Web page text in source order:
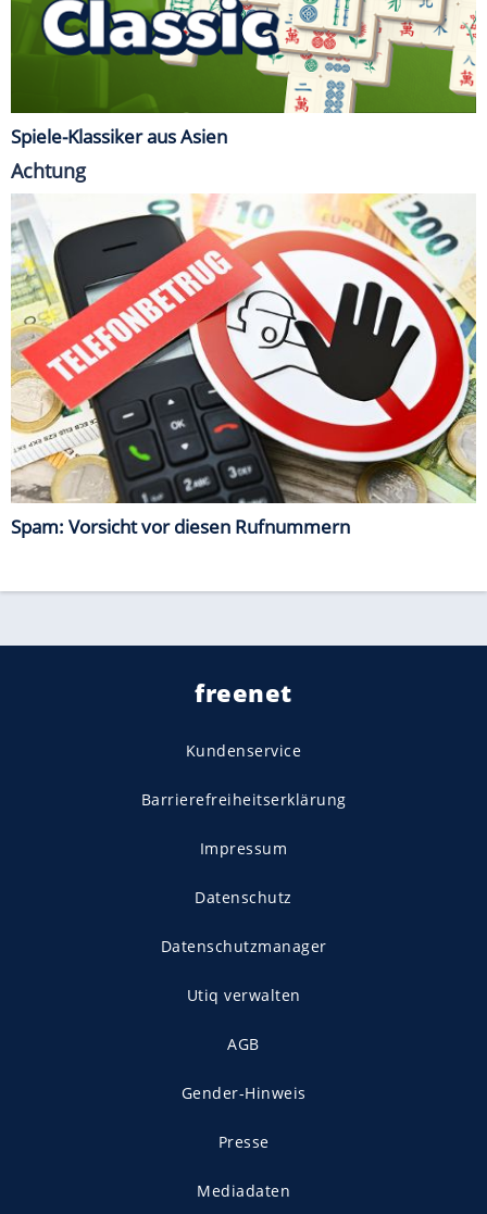
Spiele-Klassiker aus Asien
Achtung
Spam: Vorsicht vor diesen Rufnummern
freenet
Kundenservice
Barrierefreiheitserklärung
Impressum
Datenschutz
Datenschutzmanager
Utiq verwalten
AGB
Gender-Hinweis
Presse
Mediadaten